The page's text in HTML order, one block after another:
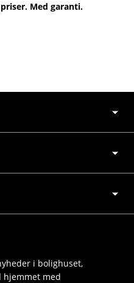
Med garanti.
i bolighuset,
med